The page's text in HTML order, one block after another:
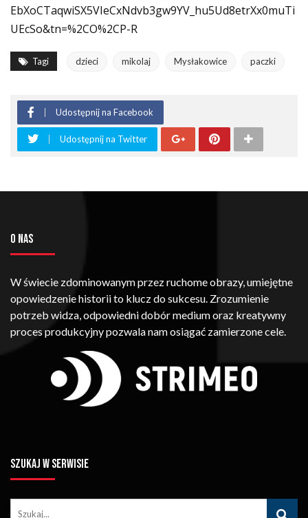
EbXoCTaqwiSX5VIeCxNdvb3gw9YV_hu5Ud8etrXx0muTi
UEcSo&tn=%2CO%2CP-R
Tagi dzieci mikolaj Mysłakowice paczki
Udostępnij na Facebook
Udostępnij na Twitter
O NAS
W świecie zdominowanym przez ruchome obrazy, umiejętne
opowiedzenie historii to klucz do sukcesu. Zrozumienie
potrzeb widza, odpowiedni dobór medium oraz kreatywny
proces produkcyjny pozwala nam osiągać zamierzone cele.
SZUKAJ W SERWISIE